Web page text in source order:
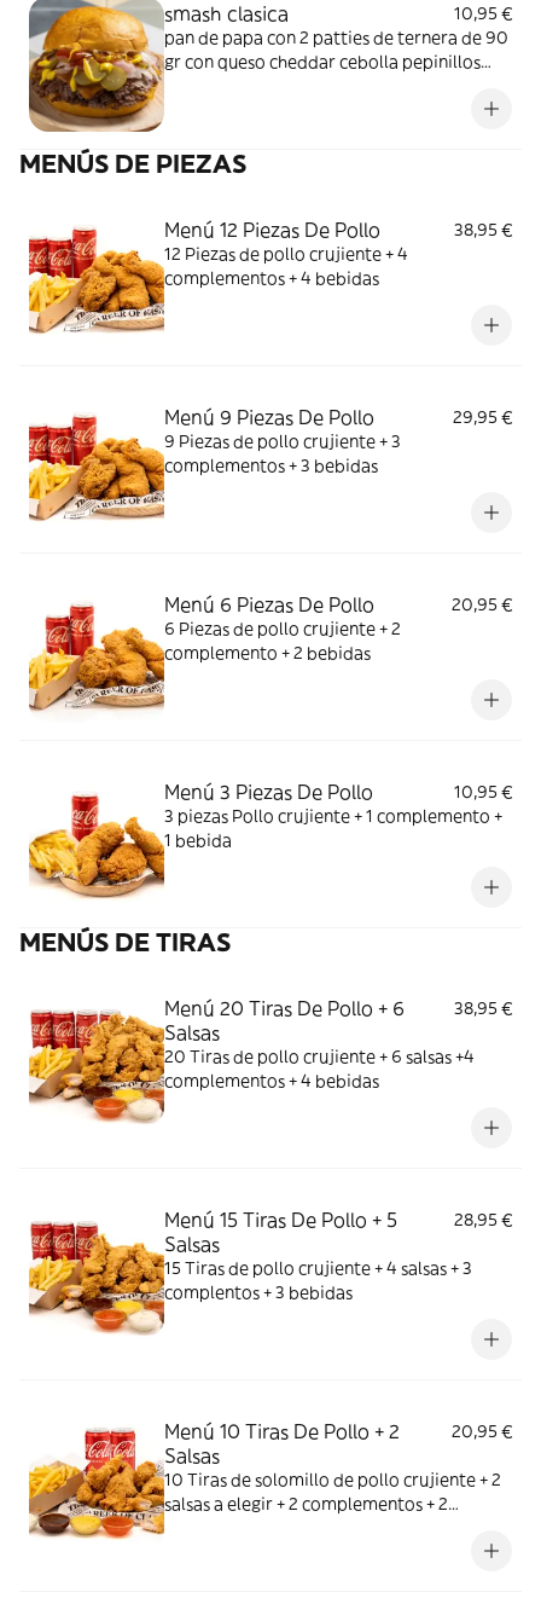
smash clasica
10,95 €
pan de papa con 2 patties de ternera de 90
gr con queso cheddar cebolla pepinillos
MENÚS DE PIEZAS
Menú 12 Piezas De Pollo
38,95 €
12 Piezas de pollo crujiente + 4
complementos + 4 bebidas
Menú 9 Piezas De Pollo
29,95 €
9 Piezas de pollo crujiente + 3
complementos + 3 bebidas
Menú 6 Piezas De Pollo
20,95 €
6 Piezas de pollo crujiente + 2
complemento + 2 bebidas
Menú 3 Piezas De Pollo
10,95 €
3 piezas Pollo crujiente + 1 complemento +
1 bebida
MENÚS DE TIRAS
Menú 20 Tiras De Pollo + 6
Salsas
38,95 €
20 Tiras de pollo crujiente + 6 salsas +4
complementos + 4 bebidas
Menú 15 Tiras De Pollo + 5
Salsas
28,95 €
15 Tiras de pollo crujiente + 4 salsas + 3
complentos + 3 bebidas
Menú 10 Tiras De Pollo + 2
Salsas
20,95 €
10 Tiras de solomillo de pollo crujiente + 2
salsas a elegir + 2 complementos + 2